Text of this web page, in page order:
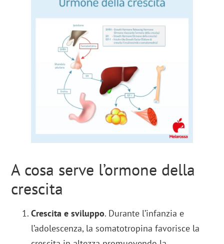
A cosa serve l’ormone della
crescita
Crescita e sviluppo. Durante l’infanzia e
l’adolescenza, la somatotropina favorisce la